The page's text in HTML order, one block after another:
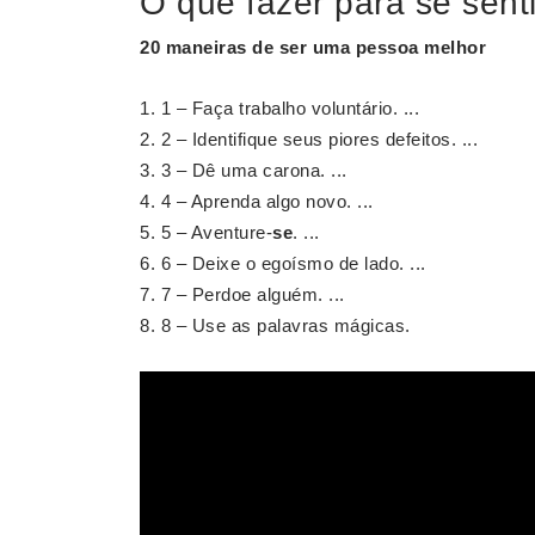
20 maneiras de ser uma pessoa melhor
1 – Faça trabalho voluntário. ...
2 – Identifique seus piores defeitos. ...
3 – Dê uma carona. ...
4 – Aprenda algo novo. ...
5 – Aventure-se. ...
6 – Deixe o egoísmo de lado. ...
7 – Perdoe alguém. ...
8 – Use as palavras mágicas.